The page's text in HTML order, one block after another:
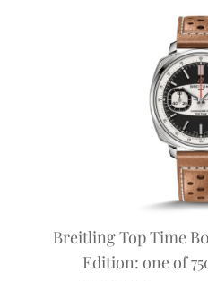
Breitling Top Time
Edition: one of